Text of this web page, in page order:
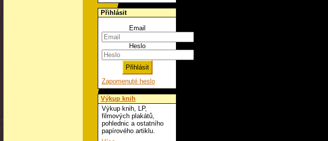
Přihlásit
Email
Heslo
Zapomenuté heslo
Výkup knih
Výkup knih, LP,
filmových plakátů,
pohlednic a ostatního
papírového artiklu.